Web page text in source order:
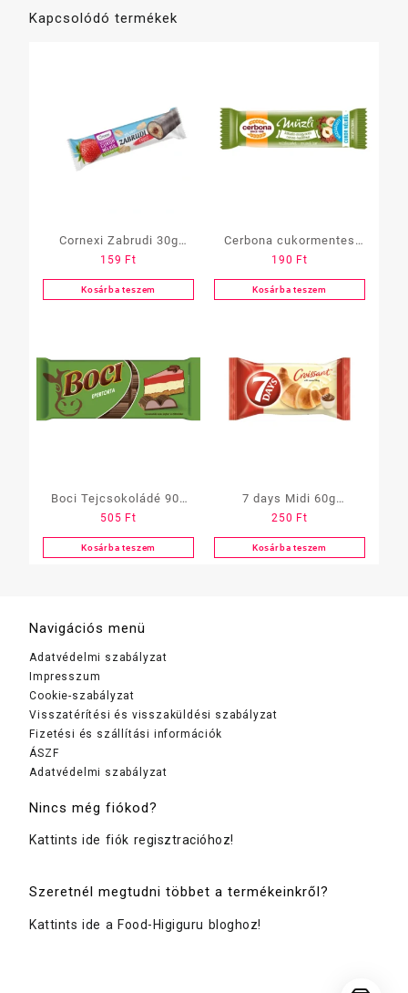
Kapcsolódó termékek
Cornexi Zabrudi 30g
Cukormentes Epres
159 Ft
Kosárba teszem
Cerbona cukormentes
20g Kakaós-mogyorós
190 Ft
Kosárba teszem
Boci Tejcsokoládé 90g
Epertorta
505 Ft
Kosárba teszem
7 days Midi 60g
Kakaókrémes
250 Ft
Kosárba teszem
Navigációs menü
Adatvédelmi szabályzat
Impresszum
Cookie-szabályzat
Visszatérítési és visszaküldési szabályzat
Fizetési és szállítási információk
ÁSZF
Adatvédelmi szabályzat
Nincs még fiókod?
Kattints ide fiók regisztracióhoz!
Szeretnél megtudni többet a termékeinkről?
Kattints ide a Food-Higiguru bloghoz!